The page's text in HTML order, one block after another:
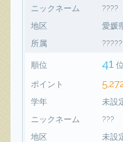
ニックネーム
????
地区
愛媛
所属
順位 41 位
ポイント
学年
未設
ニックネーム
???
地区
未設